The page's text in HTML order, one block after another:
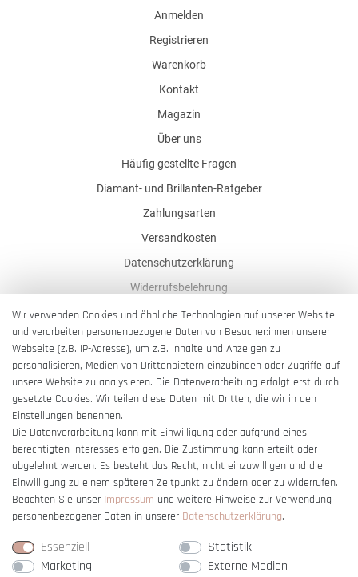
Anmelden
Registrieren
Warenkorb
Kontakt
Magazin
Über uns
Häufig gestellte Fragen
Diamant- und Brillanten-Ratgeber
Zahlungsarten
Versandkosten
Datenschutzerklärung
Widerrufsbelehrung
AGB
Impressum
Barrierefreiheitserklärung
Vertrag widerrufen
Wir verwenden Cookies und ähnliche Technologien auf unserer Website
und verarbeiten personenbezogene Daten von Besucher:innen unserer
Webseite (z.B. IP-Adresse), um z.B. Inhalte und Anzeigen zu
personalisieren, Medien von Drittanbietern einzubinden oder Zugriffe auf
unsere Website zu analysieren. Die Datenverarbeitung erfolgt erst durch
gesetzte Cookies. Wir teilen diese Daten mit Dritten, die wir in den
Einstellungen benennen.
Die Datenverarbeitung kann mit Einwilligung oder aufgrund eines
berechtigten Interesses erfolgen. Die Zustimmung kann erteilt oder
abgelehnt werden. Es besteht das Recht, nicht einzuwilligen und die
Einwilligung zu einem späteren Zeitpunkt zu ändern oder zu widerrufen.
Beachten Sie unser Impressum und weitere Hinweise zur Verwendung
personenbezogener Daten in unserer Daten­schutz­erklärung.
Essenziell
Statistik
Marketing
Externe Medien